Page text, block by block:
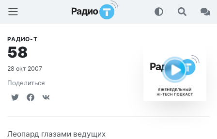
Радио-Т Подкаст
РАДИО-Т
58
28 окт 2007
Поделиться
Леопард глазами ведущих